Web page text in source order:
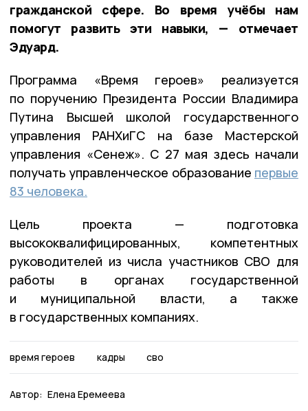
гражданской сфере. Во время учёбы нам
помогут развить эти навыки, — отмечает
Эдуард.
Программа «Время героев» реализуется
по поручению Президента России Владимира
Путина Высшей школой государственного
управления РАНХиГС на базе Мастерской
управления «Сенеж». С 27 мая здесь начали
получать управленческое образование первые
83 человека.
Цель проекта — подготовка
высококвалифицированных, компетентных
руководителей из числа участников СВО для
работы в органах государственной
и муниципальной власти, а также
в государственных компаниях.
время героев кадры сво
Автор: Елена Еремеева